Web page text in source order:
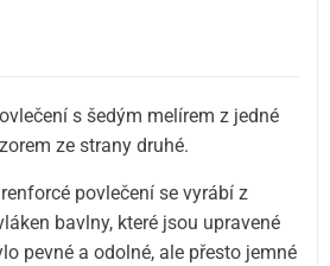
s šedým melírem z jedné
ze strany druhé.
povlečení se vyrábí z
bavlny, které jsou upravené
pevné a odolné, ale přesto jemné